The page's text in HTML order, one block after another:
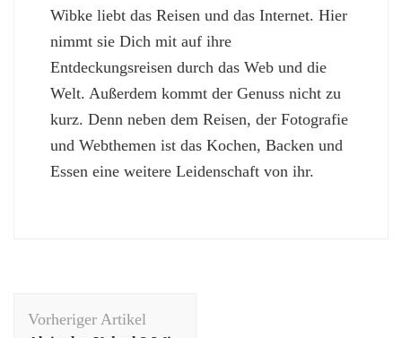
Wibke liebt das Reisen und das Internet. Hier
nimmt sie Dich mit auf ihre
Entdeckungsreisen durch das Web und die
Welt. Außerdem kommt der Genuss nicht zu
kurz. Denn neben dem Reisen, der Fotografie
und Webthemen ist das Kochen, Backen und
Essen eine weitere Leidenschaft von ihr.
Vorheriger Artikel